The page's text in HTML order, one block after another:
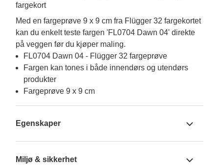
fargekort
Med en fargeprøve 9 x 9 cm fra Flügger 32 fargekortet
kan du enkelt teste fargen 'FL0704 Dawn 04' direkte
på veggen før du kjøper maling.
FL0704 Dawn 04 - Flügger 32 fargeprøve
Fargen kan tones i både innendørs og utendørs
produkter
Fargeprøve 9 x 9 cm
Egenskaper
Miljø & sikkerhet